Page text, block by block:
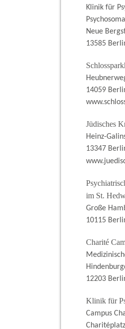
Klinik für
Neue
13585
14059
Jüdisches
Heinz-
13347
im St.
Große
10115
Charité
12203
Klinik für
Campus